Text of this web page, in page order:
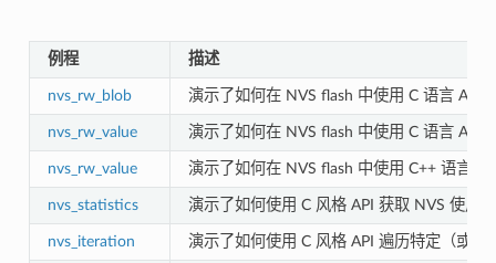
例程 描述
nvs_rw_blob 演示了如何在 NVS flash 中使用 C 语言 API
nvs_rw_value 演示了如何在 NVS flash 中使用 C 语言 API
nvs_rw_value 演示了如何在 NVS flash 中使用 C++ 语言
nvs_statistics 演示了如何使用 C 风格 API 获取 NVS 使用
nvs_iteration 演示了如何使用 C 风格 API 遍历特定（或